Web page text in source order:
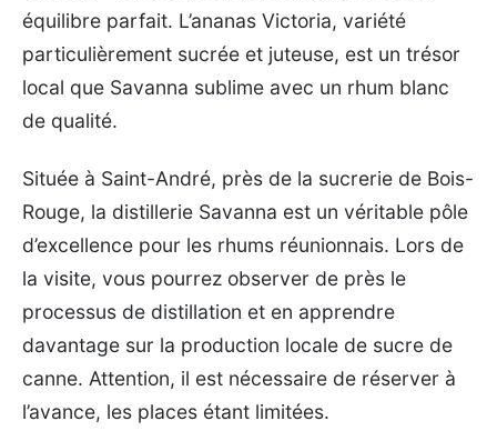
équilibre parfait. L’ananas Victoria, variété
particulièrement sucrée et juteuse, est un trésor
local que Savanna sublime avec un rhum blanc
de qualité.
Située à Saint-André, près de la sucrerie de Bois-
Rouge, la distillerie Savanna est un véritable pôle
d’excellence pour les rhums réunionnais. Lors de
la visite, vous pourrez observer de près le
processus de distillation et en apprendre
davantage sur la production locale de sucre de
canne. Attention, il est nécessaire de réserver à
l’avance, les places étant limitées.